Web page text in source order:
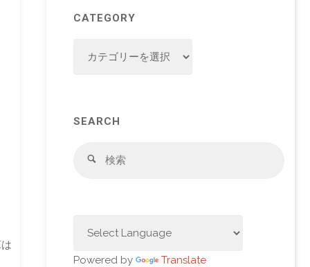
CATEGORY
SEARCH
検
Powered by Translate